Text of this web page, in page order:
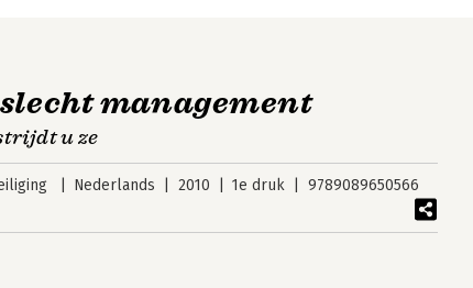
management
u ze
Nederlands 2010 1e druk 9789089650566